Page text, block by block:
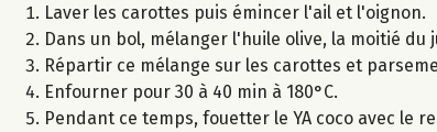
Laver les carottes puis émincer l'ail et l'oignon.
Dans un bol, mélanger l'huile olive, la moitié
Répartir ce mélange sur les carottes et
Enfourner pour 30 à 40 min à 180°C.
Pendant ce temps, fouetter le YA coco avec le